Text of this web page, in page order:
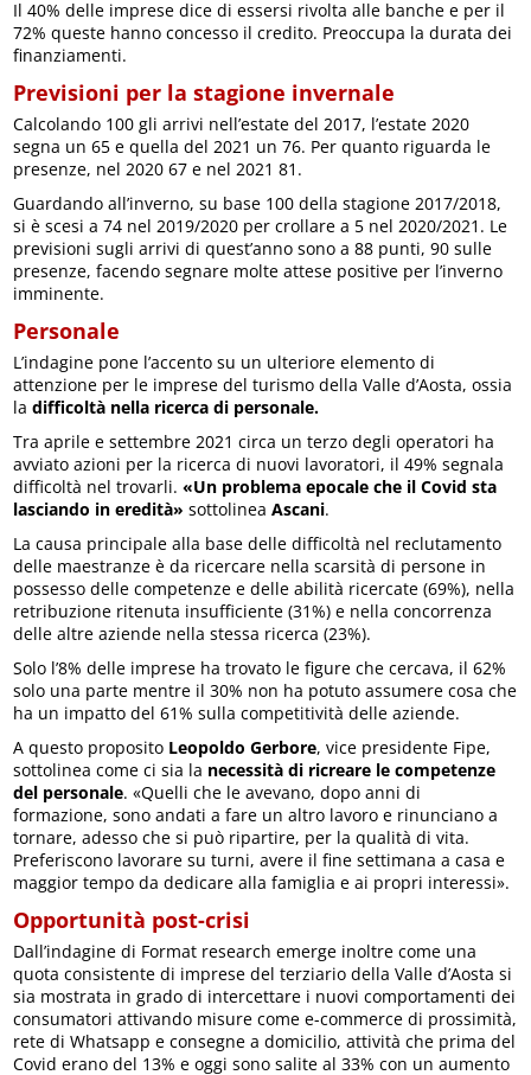
Il 40% delle imprese dice di essersi rivolta alle banche e per il
72% queste hanno concesso il credito. Preoccupa la durata dei
finanziamenti.
Previsioni per la stagione invernale
Calcolando 100 gli arrivi nell’estate del 2017, l’estate 2020
segna un 65 e quella del 2021 un 76. Per quanto riguarda le
presenze, nel 2020 67 e nel 2021 81.
Guardando all’inverno, su base 100 della stagione 2017/2018,
si è scesi a 74 nel 2019/2020 per crollare a 5 nel 2020/2021. Le
previsioni sugli arrivi di quest’anno sono a 88 punti, 90 sulle
presenze, facendo segnare molte attese positive per l’inverno
imminente.
Personale
L’indagine pone l’accento su un ulteriore elemento di
attenzione per le imprese del turismo della Valle d’Aosta, ossia
la difficoltà nella ricerca di personale.
Tra aprile e settembre 2021 circa un terzo degli operatori ha
avviato azioni per la ricerca di nuovi lavoratori, il 49% segnala
difficoltà nel trovarli.«Un problema epocale che il Covid sta
lasciando in eredità» sottolineaAscani.
La causa principale alla base delle difficoltà nel reclutamento
delle maestranze è da ricercare nella scarsità di persone in
possesso delle competenze e delle abilità ricercate (69%), nella
retribuzione ritenuta insufficiente (31%) e nella concorrenza
delle altre aziende nella stessa ricerca (23%).
Solo l’8% delle imprese ha trovato le figure che cercava, il 62%
solo una parte mentre il 30% non ha potuto assumere cosa che
ha un impatto del 61% sulla competitività delle aziende.
A questo proposito Leopoldo Gerbore, vice presidente Fipe,
sottolinea come ci sia la necessità di ricreare le competenze
del personale. «Quelli che le avevano, dopo anni di
formazione, sono andati a fare un altro lavoro e rinunciano a
tornare, adesso che si può ripartire, per la qualità di vita.
Preferiscono lavorare su turni, avere il fine settimana a casa e
maggior tempo da dedicare alla famiglia e ai propri interessi».
Opportunità post-crisi
Dall’indagine di Format research emerge inoltre come una
quota consistente di imprese del terziario della Valle d’Aosta si
sia mostrata in grado di intercettare i nuovi comportamenti dei
consumatori attivando misure come e-commerce di prossimità,
rete di Whatsapp e consegne a domicilio, attività che prima del
Covid erano del 13% e oggi sono salite al 33% con un aumento